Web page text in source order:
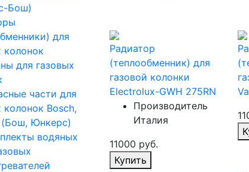
Бош)
для
колонок
для газовых
части для
колонок Bosсh,
(Бош, Юнкерс)
водяных
Радиатор
(теплообменник) для
газовой колонки
Electrolux-GWH 275RN
Производитель
Италия
11000 руб.
Купить